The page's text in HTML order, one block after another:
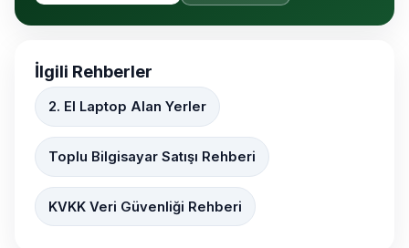
İlgili Rehberler
2. El Laptop Alan Yerler
Toplu Bilgisayar Satışı Rehberi
KVKK Veri Güvenliği Rehberi